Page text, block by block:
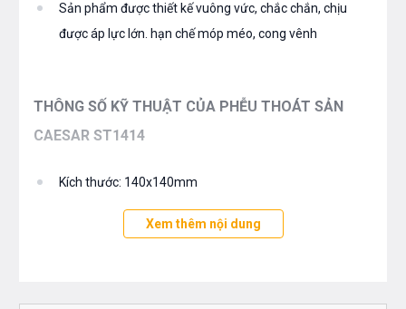
Sản phẩm được thiết kế vuông vức, chắc chắn, chịu
được áp lực lớn. hạn chế móp méo, cong vênh
THÔNG SỐ KỸ THUẬT CỦA PHỄU THOÁT SẢN
CAESAR ST1414
Kích thước: 140x140mm
Chất liệu: Inox 304
Xem thêm nội dung